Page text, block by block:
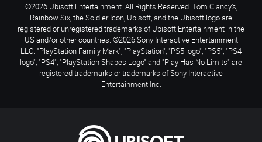
©2026 Ubisoft Entertainment. All Rights Reserved. Tom Clancy’s,
Rainbow Six, the Soldier Icon, Ubisoft, and the Ubisoft logo are
registered or unregistered trademarks of Ubisoft Entertainment in the
US and/or other countries. ©2026 Sony Interactive Entertainment
LLC. "PlayStation Family Mark", "PlayStation", "PS5 logo", "PS5", "PS4
logo", "PS4", "PlayStation Shapes Logo" and "Play Has No Limits" are
registered trademarks or trademarks of Sony Interactive
Entertainment Inc.